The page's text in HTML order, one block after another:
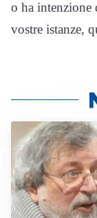
o ha intenzione
vostre istanze,